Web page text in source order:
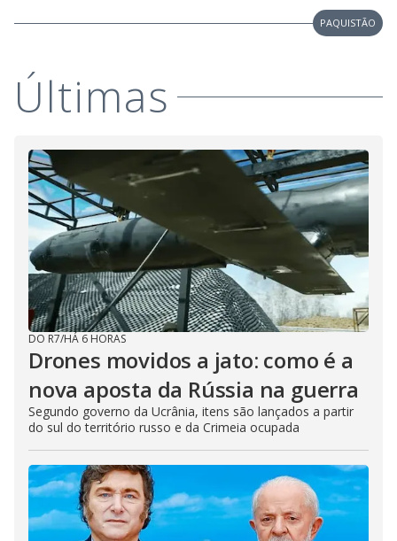
PAQUISTÃO
Últimas
DO R7/HÁ 6 HORAS
Drones movidos a jato: como é a
nova aposta da Rússia na guerra
Segundo governo da Ucrânia, itens são lançados a partir
do sul do território russo e da Crimeia ocupada